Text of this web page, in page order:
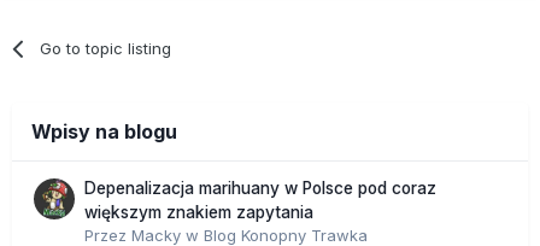
Go to topic listing
Wpisy na blogu
Depenalizacja marihuany w Polsce pod coraz
większym znakiem zapytania
Przez Macky w Blog Konopny Trawka